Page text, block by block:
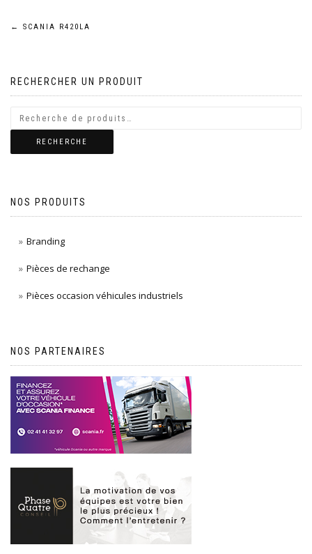
Navigation
l’article
← SCANIA R420LA
RECHERCHER UN PRODUIT
RECHERCHE
NOS PRODUITS
Branding
Pièces de rechange
Pièces occasion véhicules industriels
NOS PARTENAIRES